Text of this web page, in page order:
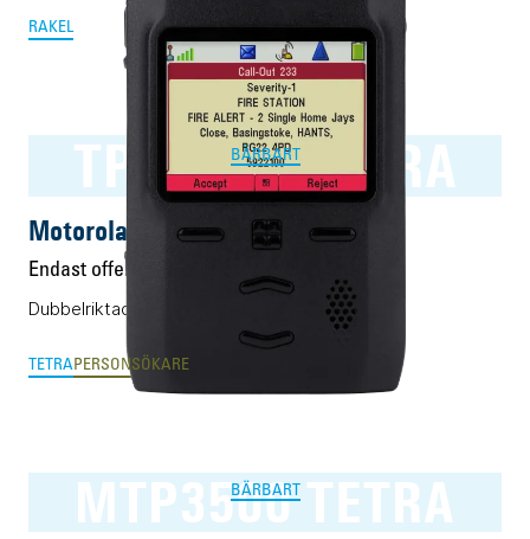
RAKEL
TPG2200 TETRA
BÄRBART
Motorola TPG2200 TETRA
Endast offert
Dubbelriktad personsökare för TETRA.
TETRA PERSONSÖKARE
MTP3500 TETRA
BÄRBART